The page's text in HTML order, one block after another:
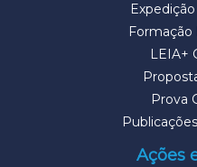
LEIA+
Prova
Ações